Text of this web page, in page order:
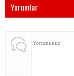
Yorumlar